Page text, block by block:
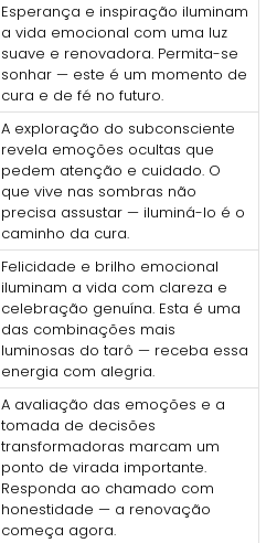
Esperança e inspiração iluminam
a vida emocional com uma luz
suave e renovadora. Permita-se
sonhar — este é um momento de
cura e de fé no futuro.
A exploração do subconsciente
revela emoções ocultas que
pedem atenção e cuidado. O
que vive nas sombras não
precisa assustar — iluminá-lo é o
caminho da cura.
Felicidade e brilho emocional
iluminam a vida com clareza e
celebração genuína. Esta é uma
das combinações mais
luminosas do tarô — receba essa
energia com alegria.
A avaliação das emoções e a
tomada de decisões
transformadoras marcam um
ponto de virada importante.
Responda ao chamado com
honestidade — a renovação
começa agora.